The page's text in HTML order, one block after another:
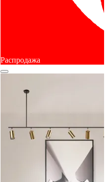
Распродажа